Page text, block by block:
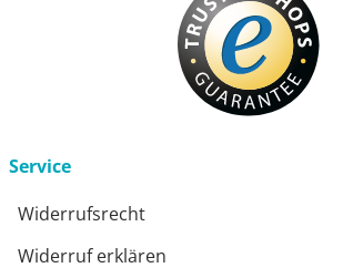
Service
Widerrufsrecht
Widerruf erklären